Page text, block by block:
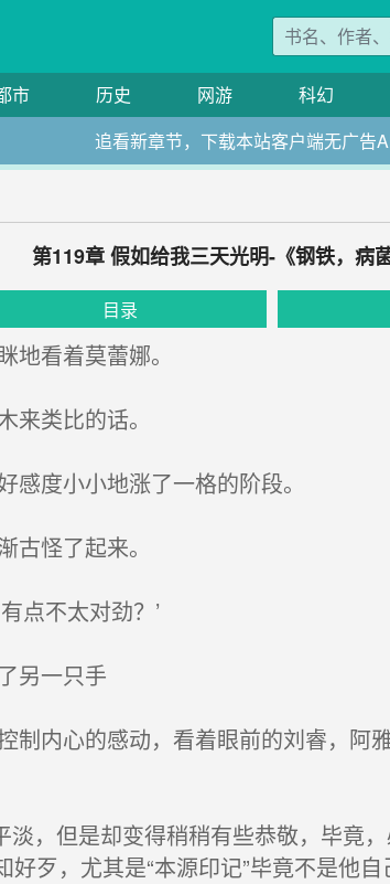
市 历史 网游 科幻
追看新章节，下载本站客户端无广告
第119章 假如给我三天光明-《钢铁，病
目录
看着莫蕾娜。
类比的话。
度小小地涨了一格的阶段。
怪了起来。
点不太对劲？’
另一只手
内心的感动，看着眼前的刘睿，阿
，但是却变得稍稍有些恭敬，毕竟
歹，尤其是“本源印记”毕竟不是他自